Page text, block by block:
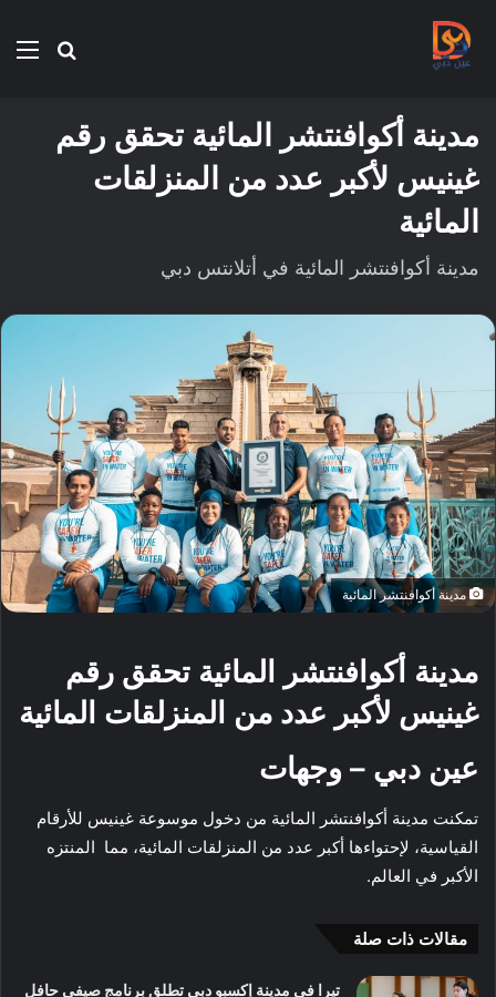
بحث
مدينة أكوافنتشر المائية تحقق رقم
غينيس لأكبر عدد من المنزلقات
المائية
مدينة أكوافنتشر المائية في أتلانتس دبي
مدينة أكوافنتشر المائية
مدينة أكوافنتشر المائية تحقق رقم
غينيس لأكبر عدد من المنزلقات المائية
عين دبي – وجهات
تمكنت مدينة أكوافنتشر المائية من دخول موسوعة غينيس للأرقام
القياسية، لإحتواءها أكبر عدد من المنزلقات المائية، مما المنتزه
الأكبر في العالم.
مقالات ذات صلة
تيرا في مدينة إكسبو دبي تطلق برنامج صيفي حافل